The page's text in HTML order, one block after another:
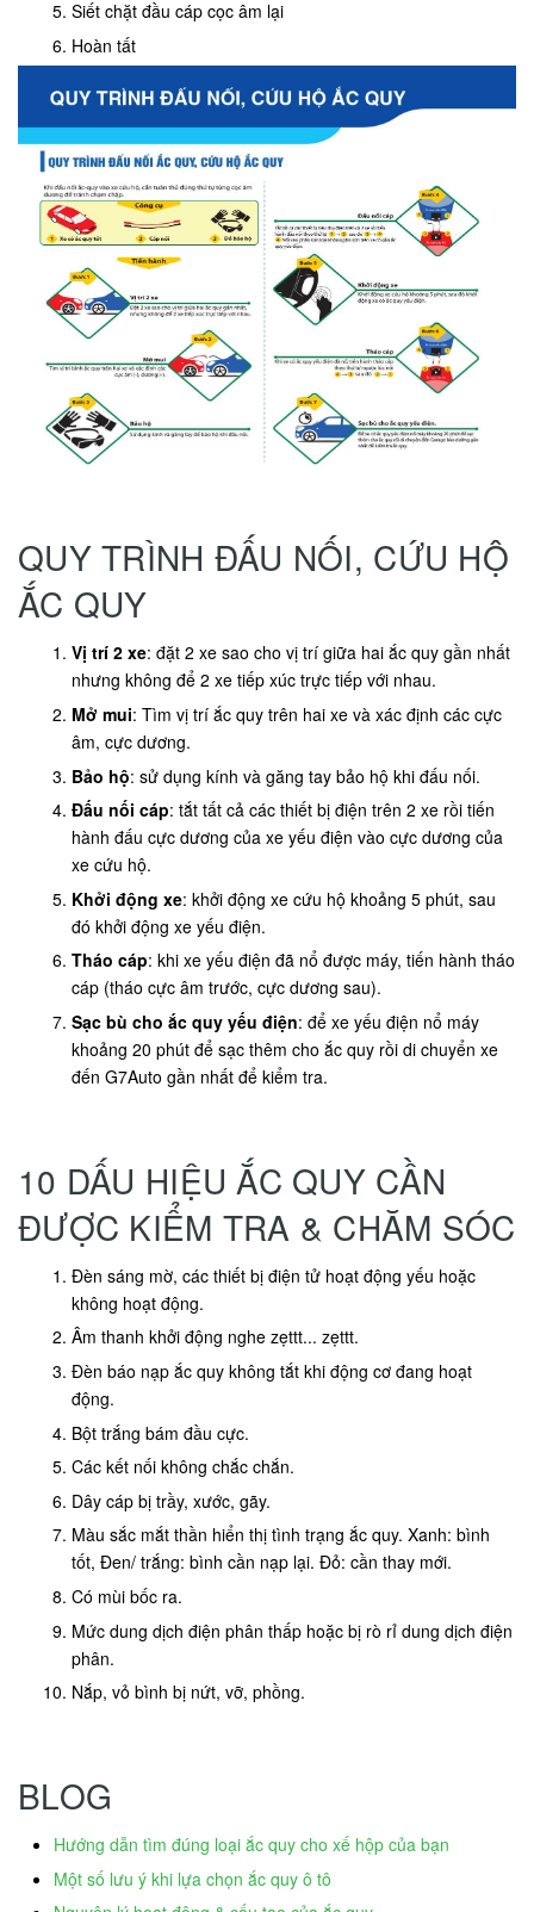
Siết chặt đầu cáp cọc âm lại
Hoàn tất
QUY TRÌNH ĐẤU NỐI, CỨU HỘ
ẮC QUY
Vị trí 2 xe: đặt 2 xe sao cho vị trí giữa hai ắc quy gần nhất
nhưng không để 2 xe tiếp xúc trực tiếp với nhau.
Mở mui: Tìm vị trí ắc quy trên hai xe và xác định các cực
âm, cực dương.
Bảo hộ: sử dụng kính và găng tay bảo hộ khi đấu nối.
Đấu nối cáp: tắt tất cả các thiết bị điện trên 2 xe rồi tiến
hành đấu cực dương của xe yếu điện vào cực dương của
xe cứu hộ.
Khởi động xe: khởi động xe cứu hộ khoảng 5 phút, sau
đó khởi động xe yếu điện.
Tháo cáp: khi xe yếu điện đã nổ được máy, tiến hành tháo
cáp (tháo cực âm trước, cực dương sau).
Sạc bù cho ắc quy yếu điện: để xe yếu điện nổ máy
khoảng 20 phút để sạc thêm cho ắc quy rồi di chuyển xe
đến G7Auto gần nhất để kiểm tra.
10 DẤU HIỆU ẮC QUY CẦN
ĐƯỢC KIỂM TRA & CHĂM SÓC
Đèn sáng mờ, các thiết bị điện tử hoạt động yếu hoặc
không hoạt động.
Âm thanh khởi động nghe zẹttt... zẹttt.
Đèn báo nạp ắc quy không tắt khi động cơ đang hoạt
động.
Bột trắng bám đầu cực.
Các kết nối không chắc chắn.
Dây cáp bị trầy, xước, gãy.
Màu sắc mắt thần hiển thị tình trạng ắc quy. Xanh: bình
tốt, Đen/ trắng: bình cần nạp lại. Đỏ: cần thay mới.
Có mùi bốc ra.
Mức dung dịch điện phân thấp hoặc bị rò rỉ dung dịch điện
phân.
Nắp, vỏ bình bị nứt, vỡ, phồng.
BLOG
Hướng dẫn tìm đúng loại ắc quy cho xế hộp của bạn
Một số lưu ý khi lựa chọn ắc quy ô tô